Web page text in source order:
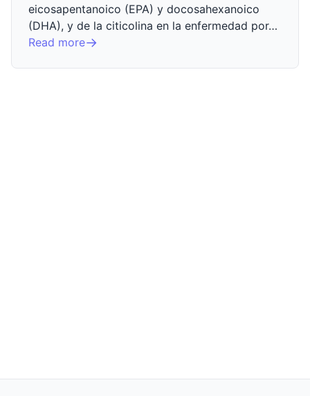
eicosapentanoico (EPA) y docosahexanoico
(DHA), y de la citicolina en la enfermedad por…
Read more